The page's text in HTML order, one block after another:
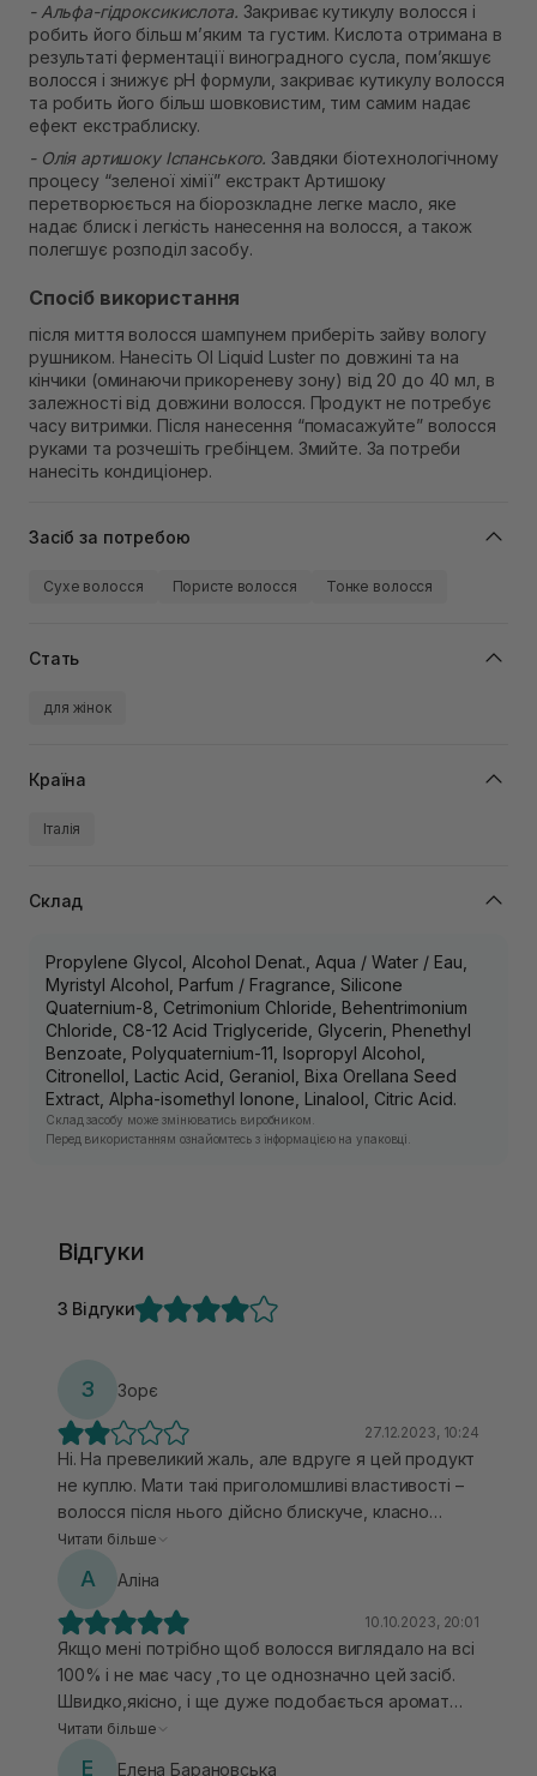
- Альфа-гідроксикислота. Закриває кутикулу волосся і
робить його більш м’яким та густим. Кислота отримана в
результаті ферментації виноградного сусла, пом’якшує
волосся і знижує рН формули, закриває кутикулу волосся
та робить його більш шовковистим, тим самим надає
ефект екстраблиску.
- Олія артишоку Іспанського. Завдяки біотехнологічному
процесу “зеленої хімії” екстракт Артишоку
перетворюється на біорозкладне легке масло, яке
надає блиск і легкість нанесення на волосся, а також
полегшує розподіл засобу.
Спосіб використання
після миття волосся шампунем приберіть зайву вологу
рушником. Нанесіть OI Liquid Luster по довжині та на
кінчики (оминаючи прикореневу зону) від 20 до 40 мл, в
залежності від довжини волосся. Продукт не потребує
часу витримки. Після нанесення “помасажуйте” волосся
руками та розчешіть гребінцем. Змийте. За потреби
нанесіть кондиціонер.
Засіб за потребою
Сухе волосся Пористе волосся Тонке волосся
Стать
для жінок
Країна
Італія
Склад
Propylene Glycol, Alcohol Denat., Aqua / Water / Eau,
Myristyl Alcohol, Parfum / Fragrance, Silicone
Quaternium-8, Cetrimonium Chloride, Behentrimonium
Chloride, C8-12 Acid Triglyceride, Glycerin, Phenethyl
Benzoate, Polyquaternium-11, Isopropyl Alcohol,
Citronellol, Lactic Acid, Geraniol, Bixa Orellana Seed
Extract, Alpha-isomethyl Ionone, Linalool, Citric Acid.
Склад засобу може змінюватись виробником.
Перед використанням ознайомтесь з інформацією на упаковці.
Відгуки
3 Відгуки
З Зорє
27.12.2023, 10:24
Ні. На превеликий жаль, але вдруге я цей продукт
не куплю. Мати такі приголомшливі властивості –
волосся після нього дійсно блискуче, класно
вкладається та стає м’якеньким. Але аромат? Він
тендітно відноситься до запахів можу лише
поплакати тут в коментарях, бо більше ніж один
раз я не змогла його використати через дуже
інтенсивний аромат. Він мені нагадав дуже
концентровані парфумовані засоби, які можна
відчути в перукарнях. Тому якщо ви як і я дуже
Читати більше
А Аліна
10.10.2023, 20:01
Якщо мені потрібно щоб волосся виглядало на всі
100% і не має часу ,то це однозначно цей засіб.
Швидко,якісно, і ще дуже подобається аромат
цієї лінійки. Робить волосся
Читати більше
Е Елена Барановська